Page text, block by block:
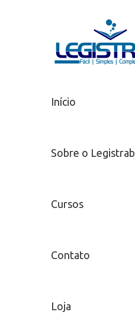
Início
Sobre o Legistrab
Cursos
Contato
Loja